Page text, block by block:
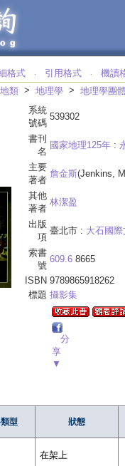
格式 ‧ 引用格式 ‧
機讀
類 > 地理學 > 地理學團
系統
號碼
539302
書刊
名
國家地理125年 :
主要
著者
詹金斯(Jenkins,
其他
著者
林潔盈
出版
項
臺北市 : 大石國際
索書
號
609.6 8665
ISBN 9789865918262
標題 攝影集
分
享
▼
型 狀態
在架上